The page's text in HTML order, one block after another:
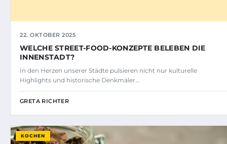
22. OKTOBER 2025
WELCHE STREET-FOOD-KONZEPTE BELEBEN DIE
INNENSTADT?
In den Herzen unserer Städte pulsieren nicht nur kulturelle
Highlights und historische Denkmäler…
GRETA RICHTER
KOCHEN